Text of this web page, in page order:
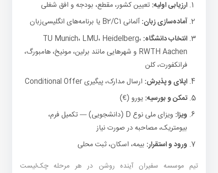
ارزیابی اولیه: تعیین کشور، مقطع، بودجه و افق شغلی
آماده‌سازی زبان:آلمانی B2/C1 یا برنامه‌های انگلیسی‌زبان
انتخاب دانشگاه: TU Munich، LMU، Heidelberg،
RWTH Aachen و شهرهایی مانند برلین، مونیخ، هامبورگ،
فرانکفورت، کلن
اپلای و پذیرش: ارسال مدارک، پیگیری Conditional Offer
تمکن و بورسیه: یورو (€)
ویزا:
ویزای ملی نوع D (دانشجویی) — تکمیل فرم،
بیومتریک، مصاحبه در صورت نیاز
ورود و استقرار: بیمه، اسکان، ثبت محلی
تیم موسسه سفیران آینده روشن در هر مرحله چک‌لیست